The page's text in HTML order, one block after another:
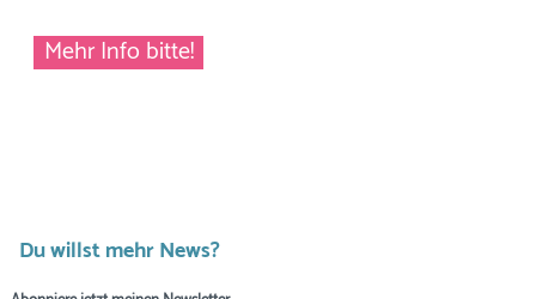
Mehr Info bitte!
Du willst mehr News?